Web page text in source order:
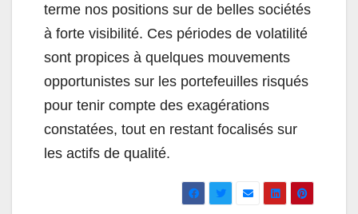
terme nos positions sur de belles sociétés
à forte visibilité. Ces périodes de volatilité
sont propices à quelques mouvements
opportunistes sur les portefeuilles risqués
pour tenir compte des exagérations
constatées, tout en restant focalisés sur
les actifs de qualité.